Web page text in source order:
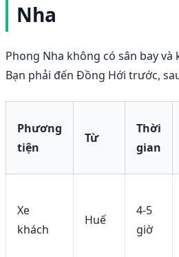
Nha
Phong Nha không có sân bay và
Bạn phải đến Đồng Hới trước,
Phương
tiện
Từ
Thời
gian
Xe
khách
Huế
4-5
giờ